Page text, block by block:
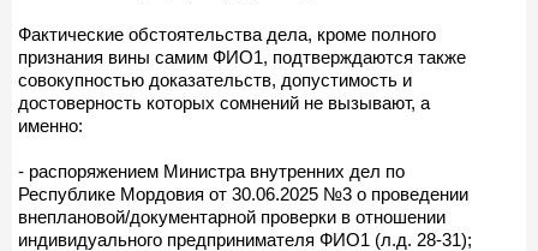
Фактические обстоятельства дела, кроме полного
признания вины самим ФИО1, подтверждаются также
совокупностью доказательств, допустимость и
достоверность которых сомнений не вызывают, а
именно:
- распоряжением Министра внутренних дел по
Республике Мордовия от 30.06.2025 №3 о проведении
внеплановой/документарной проверки в отношении
индивидуального предпринимателя ФИО1 (л.д. 28-31);